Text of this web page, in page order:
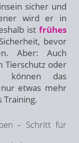
sicher und
wird er in
ist frühes
bevor
Aber: Auch
Tierschutz oder
können das
etwas mehr
Training.
– Schritt für